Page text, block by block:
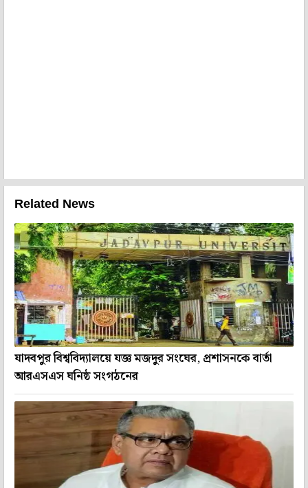
Related News
যাদবপুর বিশ্ববিদ্যালয়ে যজ্ঞ মজদুর সংঘের, প্রশাসনকে বার্তা
আরএসএস ঘনিষ্ঠ সংগঠনের